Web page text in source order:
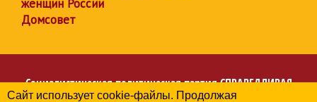
женщин России
Домсовет
Социалистическая политическая партияСПРАВЕДЛИВАЯ
РОССИЯ
Сайт использует cookie-файлы. Продолжая